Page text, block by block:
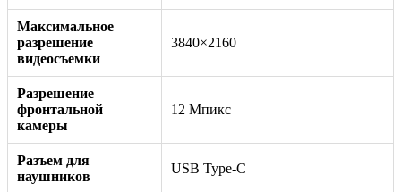
Максимальное
разрешение
видеосъемки
3840×2160
Разрешение
фронтальной
камеры
12 Мпикс
Разъем для
наушников
USB Type-C